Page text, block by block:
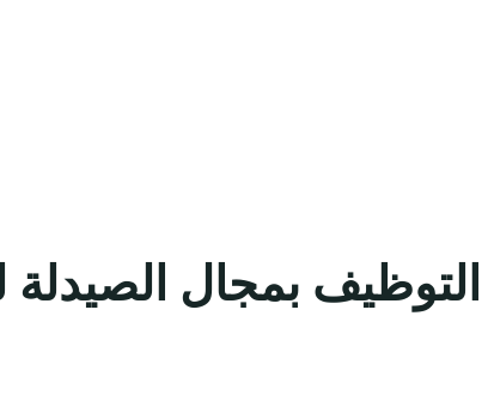
بمجال الصيدلة